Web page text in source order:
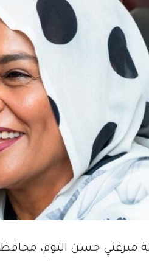
ميرغني حسن التوم، محافظ